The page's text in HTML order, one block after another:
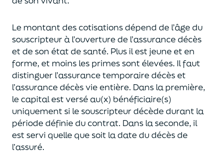
Le montant des cotisations dépend de l’âgedu
souscripteur à l’ouverture de l’assurance décès
et de son état de santé. Plus il est jeuneet en
forme, et moins les primes sont élevées. Il faut
distinguer l’assurance temporaire décès et
l’assurancedécèsvie entière. Dans la première,
le capital estversé au(x) bénéficiaire(s)
uniquementsi le souscripteur décède durant la
période définie du contrat. Dans la seconde, il
est servi quelle que soit la date du décès de
l’assuré.